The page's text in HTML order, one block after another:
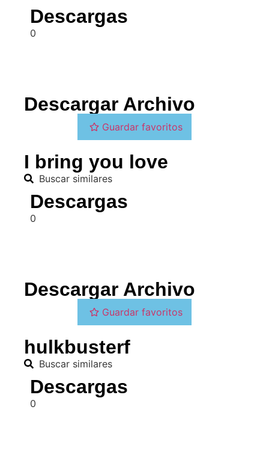
Descargas
0
Descargar Archivo
Guardar favoritos
I bring you love
Buscar similares
Descargas
0
Descargar Archivo
Guardar favoritos
hulkbusterf
Buscar similares
Descargas
0